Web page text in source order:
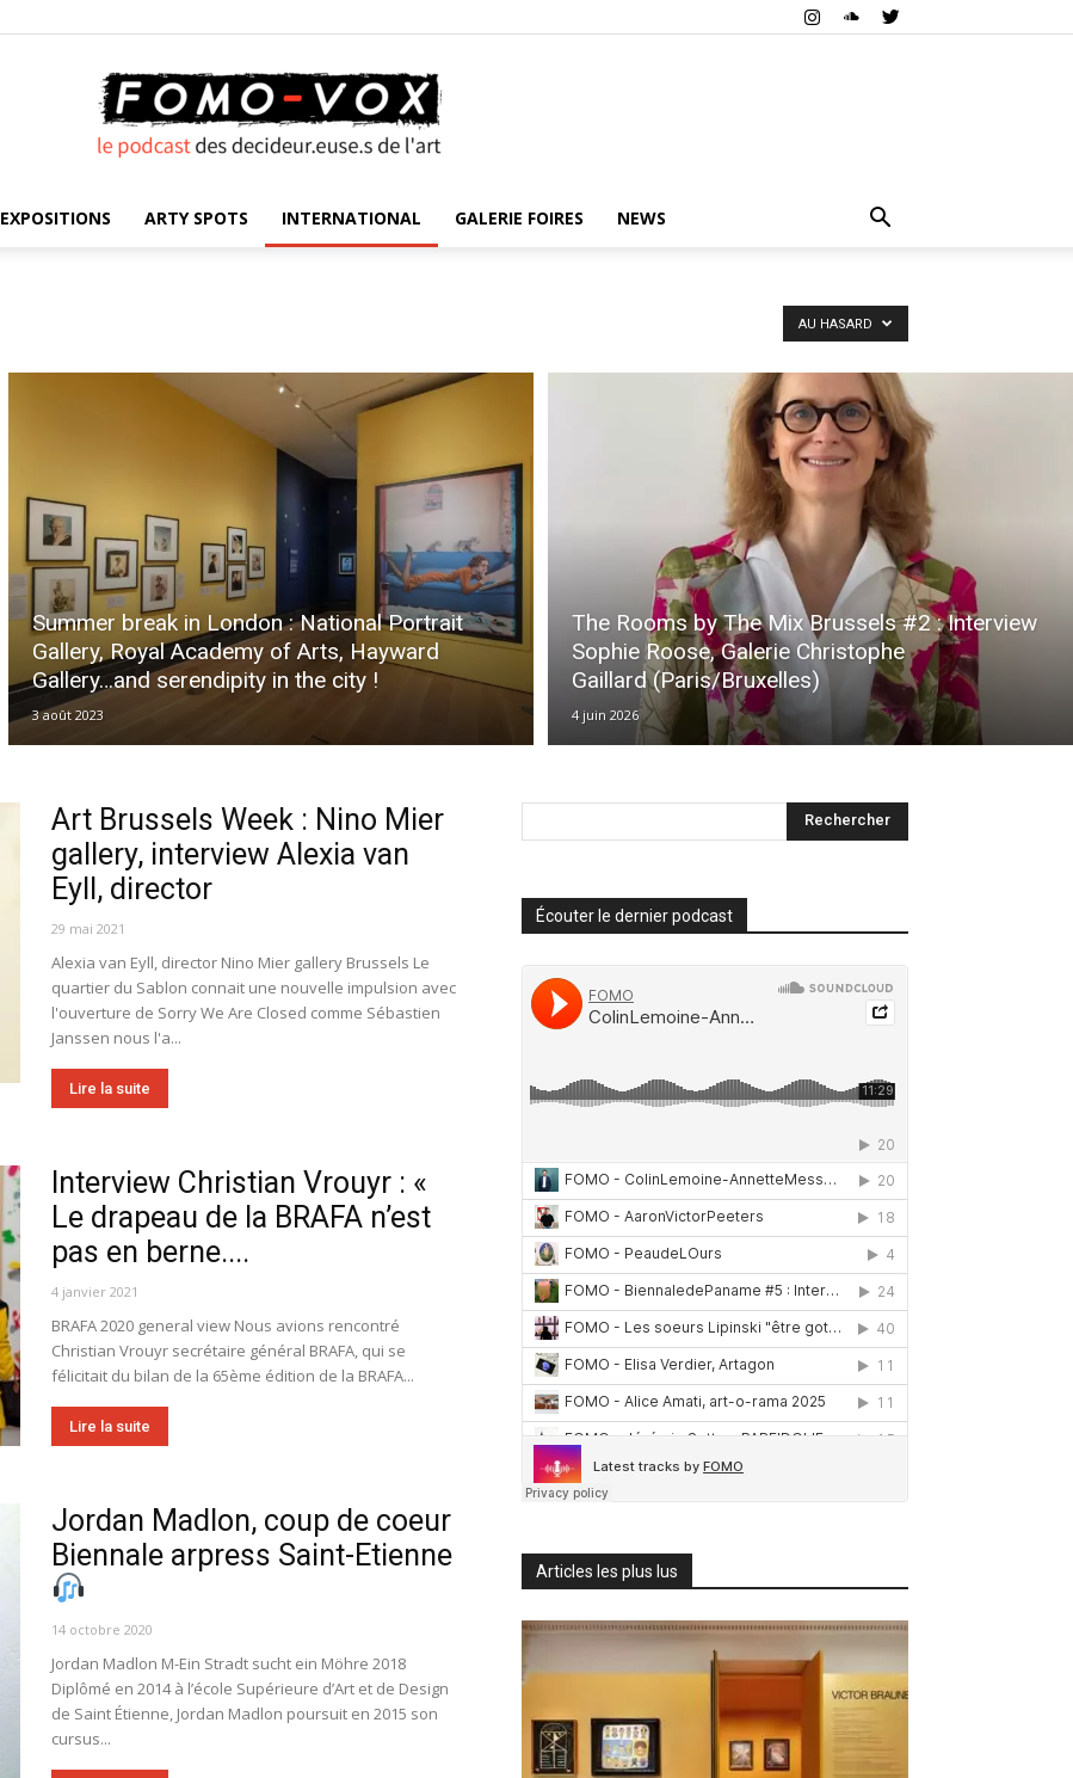
VOX
EXPOSITIONS ARTY SPOTS INTERNATIONAL GALERIE FOIRES NEWS
AU HASARD
Summer break in London : National Portrait
Gallery, Royal Academy of Arts, Hayward
Gallery…and serendipity in the city !
3 août 2023
The Rooms by The Mix Brussels #2 : Interview
Sophie Roose, Galerie Christophe
Gaillard (Paris/Bruxelles)
4 juin 2026
Art Brussels Week : Nino Mier
gallery, interview Alexia van
Eyll, director
29 mai 2021
Alexia van Eyll, director Nino Mier gallery Brussels Le
quartier du Sablon connait une nouvelle impulsion avec
l'ouverture de Sorry We Are Closed comme Sébastien
Janssen nous l'a...
Lire la suite
Interview Christian Vrouyr : «
Le drapeau de la BRAFA n’est
pas en berne....
4 janvier 2021
BRAFA 2020 general view Nous avions rencontré
Christian Vrouyr secrétaire général BRAFA, qui se
félicitait du bilan de la 65ème édition de la BRAFA...
Lire la suite
Jordan Madlon, coup de coeur
Biennale arpress Saint-Etienne
14 octobre 2020
Jordan Madlon M-Ein Stradt sucht ein Möhre 2018
Diplômé en 2014 à l’école Supérieure d’Art et de Design
de Saint Étienne, Jordan Madlon poursuit en 2015 son
cursus...
Écouter le dernier podcast
Articles les plus lus